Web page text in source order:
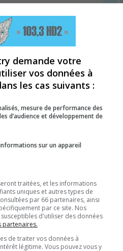
demande votre
vos données à
les cas suivants :
mesure de performance des
d’audience et développement de
sur un appareil
traitées, et les informations
uniques et autres types de
par 66 partenaires, ainsi
par ce site. Nos
d'utiliser des données
partenaires.
de traiter vos données à
légitime. Vous pouvez vous y